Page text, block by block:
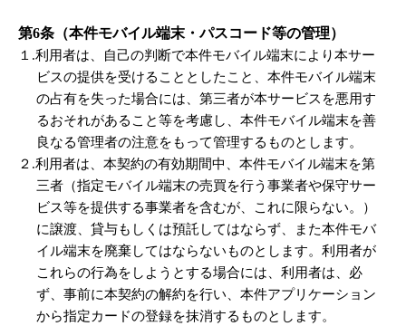
第6条（本件モバイル端末・パスコード等の管理）
１.利用者は、自己の判断で本件モバイル端末により本サー
ビスの提供を受けることとしたこと、本件モバイル端末
の占有を失った場合には、第三者が本サービスを悪用す
るおそれがあること等を考慮し、本件モバイル端末を善
良なる管理者の注意をもって管理するものとします。
２.利用者は、本契約の有効期間中、本件モバイル端末を第
三者（指定モバイル端末の売買を行う事業者や保守サー
ビス等を提供する事業者を含むが、これに限らない。）
に譲渡、貸与もしくは預託してはならず、また本件モバ
イル端末を廃棄してはならないものとします。利用者が
これらの行為をしようとする場合には、利用者は、必
ず、事前に本契約の解約を行い、本件アプリケーション
から指定カードの登録を抹消するものとします。